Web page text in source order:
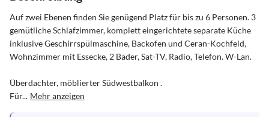
Auf zwei Ebenen finden Sie genügend Platz für bis zu 6 Personen. 3
gemütliche Schlafzimmer, komplett eingerichtete separate Küche
inklusive Geschirrspülmaschine, Backofen und Ceran-Kochfeld,
Wohnzimmer mit Essecke, 2 Bäder, Sat-TV, Radio, Telefon. W-Lan.
Überdachter, möblierter Südwestbalkon .
Für... Mehr anzeigen